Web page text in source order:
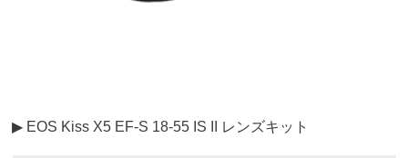
▶ EOS Kiss X5 EF-S 18-55 IS II レンズキット